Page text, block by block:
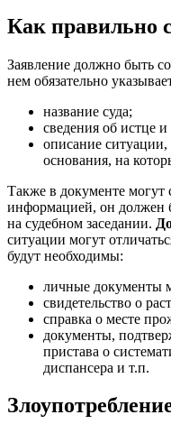
Как правильно
Заявление должно быть
нем обязательно
название суда;
сведения об истце
описание ситуации,
основания, на
Также в документе могут
информацией, он должен
на судебном заседании.
ситуации могут
будут необходимы:
личные документы
свидетельство о
справка о месте
документы,
пристава о
диспансера и т.п.